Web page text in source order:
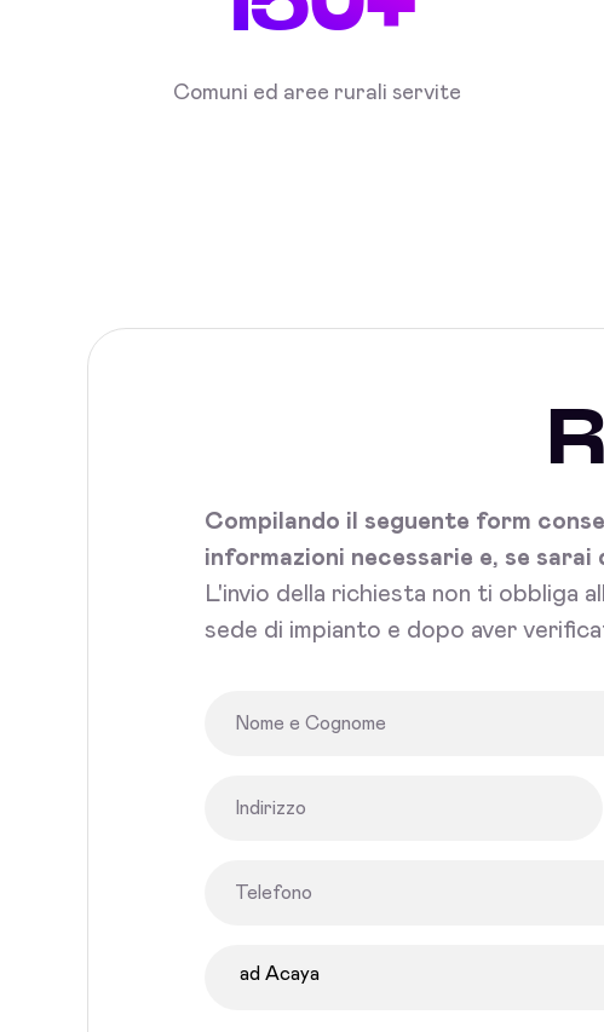
Comuni ed aree rurali servite
Compilando il seguente form
informazioni necessarie e, se
L'invio della richiesta non ti obbliga
sede di impianto e dopo aver